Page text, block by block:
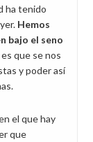
ha tenido
Hemos
bajo el seno
que se nos
y poder así
el que hay
que